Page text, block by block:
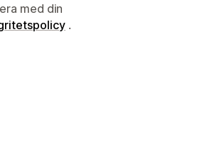
med din
.